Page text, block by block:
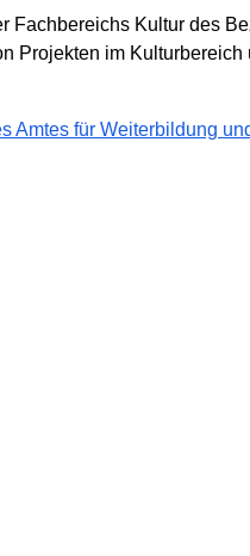
Fachbereichs Kultur des
Projekten im
Amtes für Weiterbildung